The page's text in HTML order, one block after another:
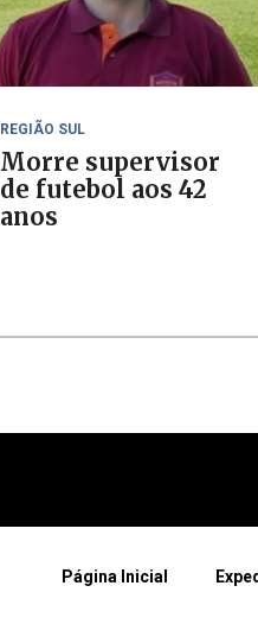
REGIÃO SUL
Morre supervisor
de futebol aos 42
anos
Página Inicial